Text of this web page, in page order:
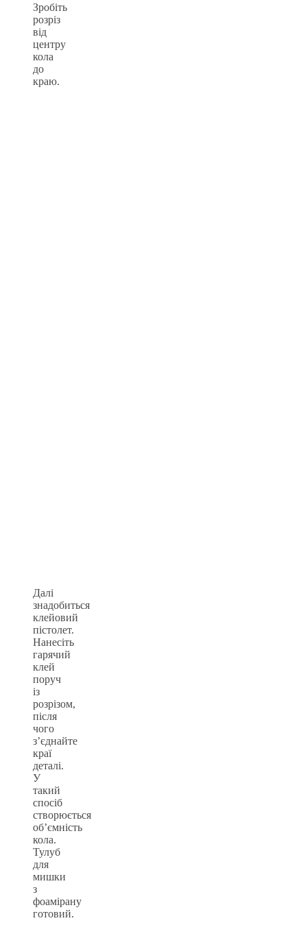
Зробіть
розріз
від
центру
кола
до
краю.
Далі
знадобиться
клейовий
пістолет.
Нанесіть
гарячий
клей
поруч
із
розрізом,
після
чого
з’єднайте
краї
деталі.
У
такий
спосіб
створюється
об’ємність
кола.
Тулуб
для
мишки
з
фоамірану
готовий.